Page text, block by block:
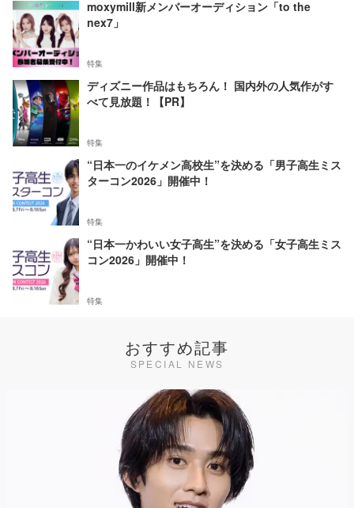
moxymill新メンバーオーディション「to the
nex7」
特集
ディズニー作品はもちろん！ 国内外の人気作がす
べて見放題！【PR】
特集
“日本一のイケメン高校生”を決める「男子高生ミス
ターコン2026」開催中！
特集
“日本一かわいい女子高生”を決める「女子高生ミス
コン2026」開催中！
特集
おすすめ記事
SPECIAL NEWS